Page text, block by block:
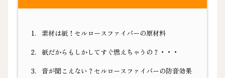
1. 素材は紙！セルロースファイバーの原材料
2. 紙だからもしかしてすぐ燃えちゃうの？・・・
3.
音が聞こえない？セルロースファイバーの防音効果